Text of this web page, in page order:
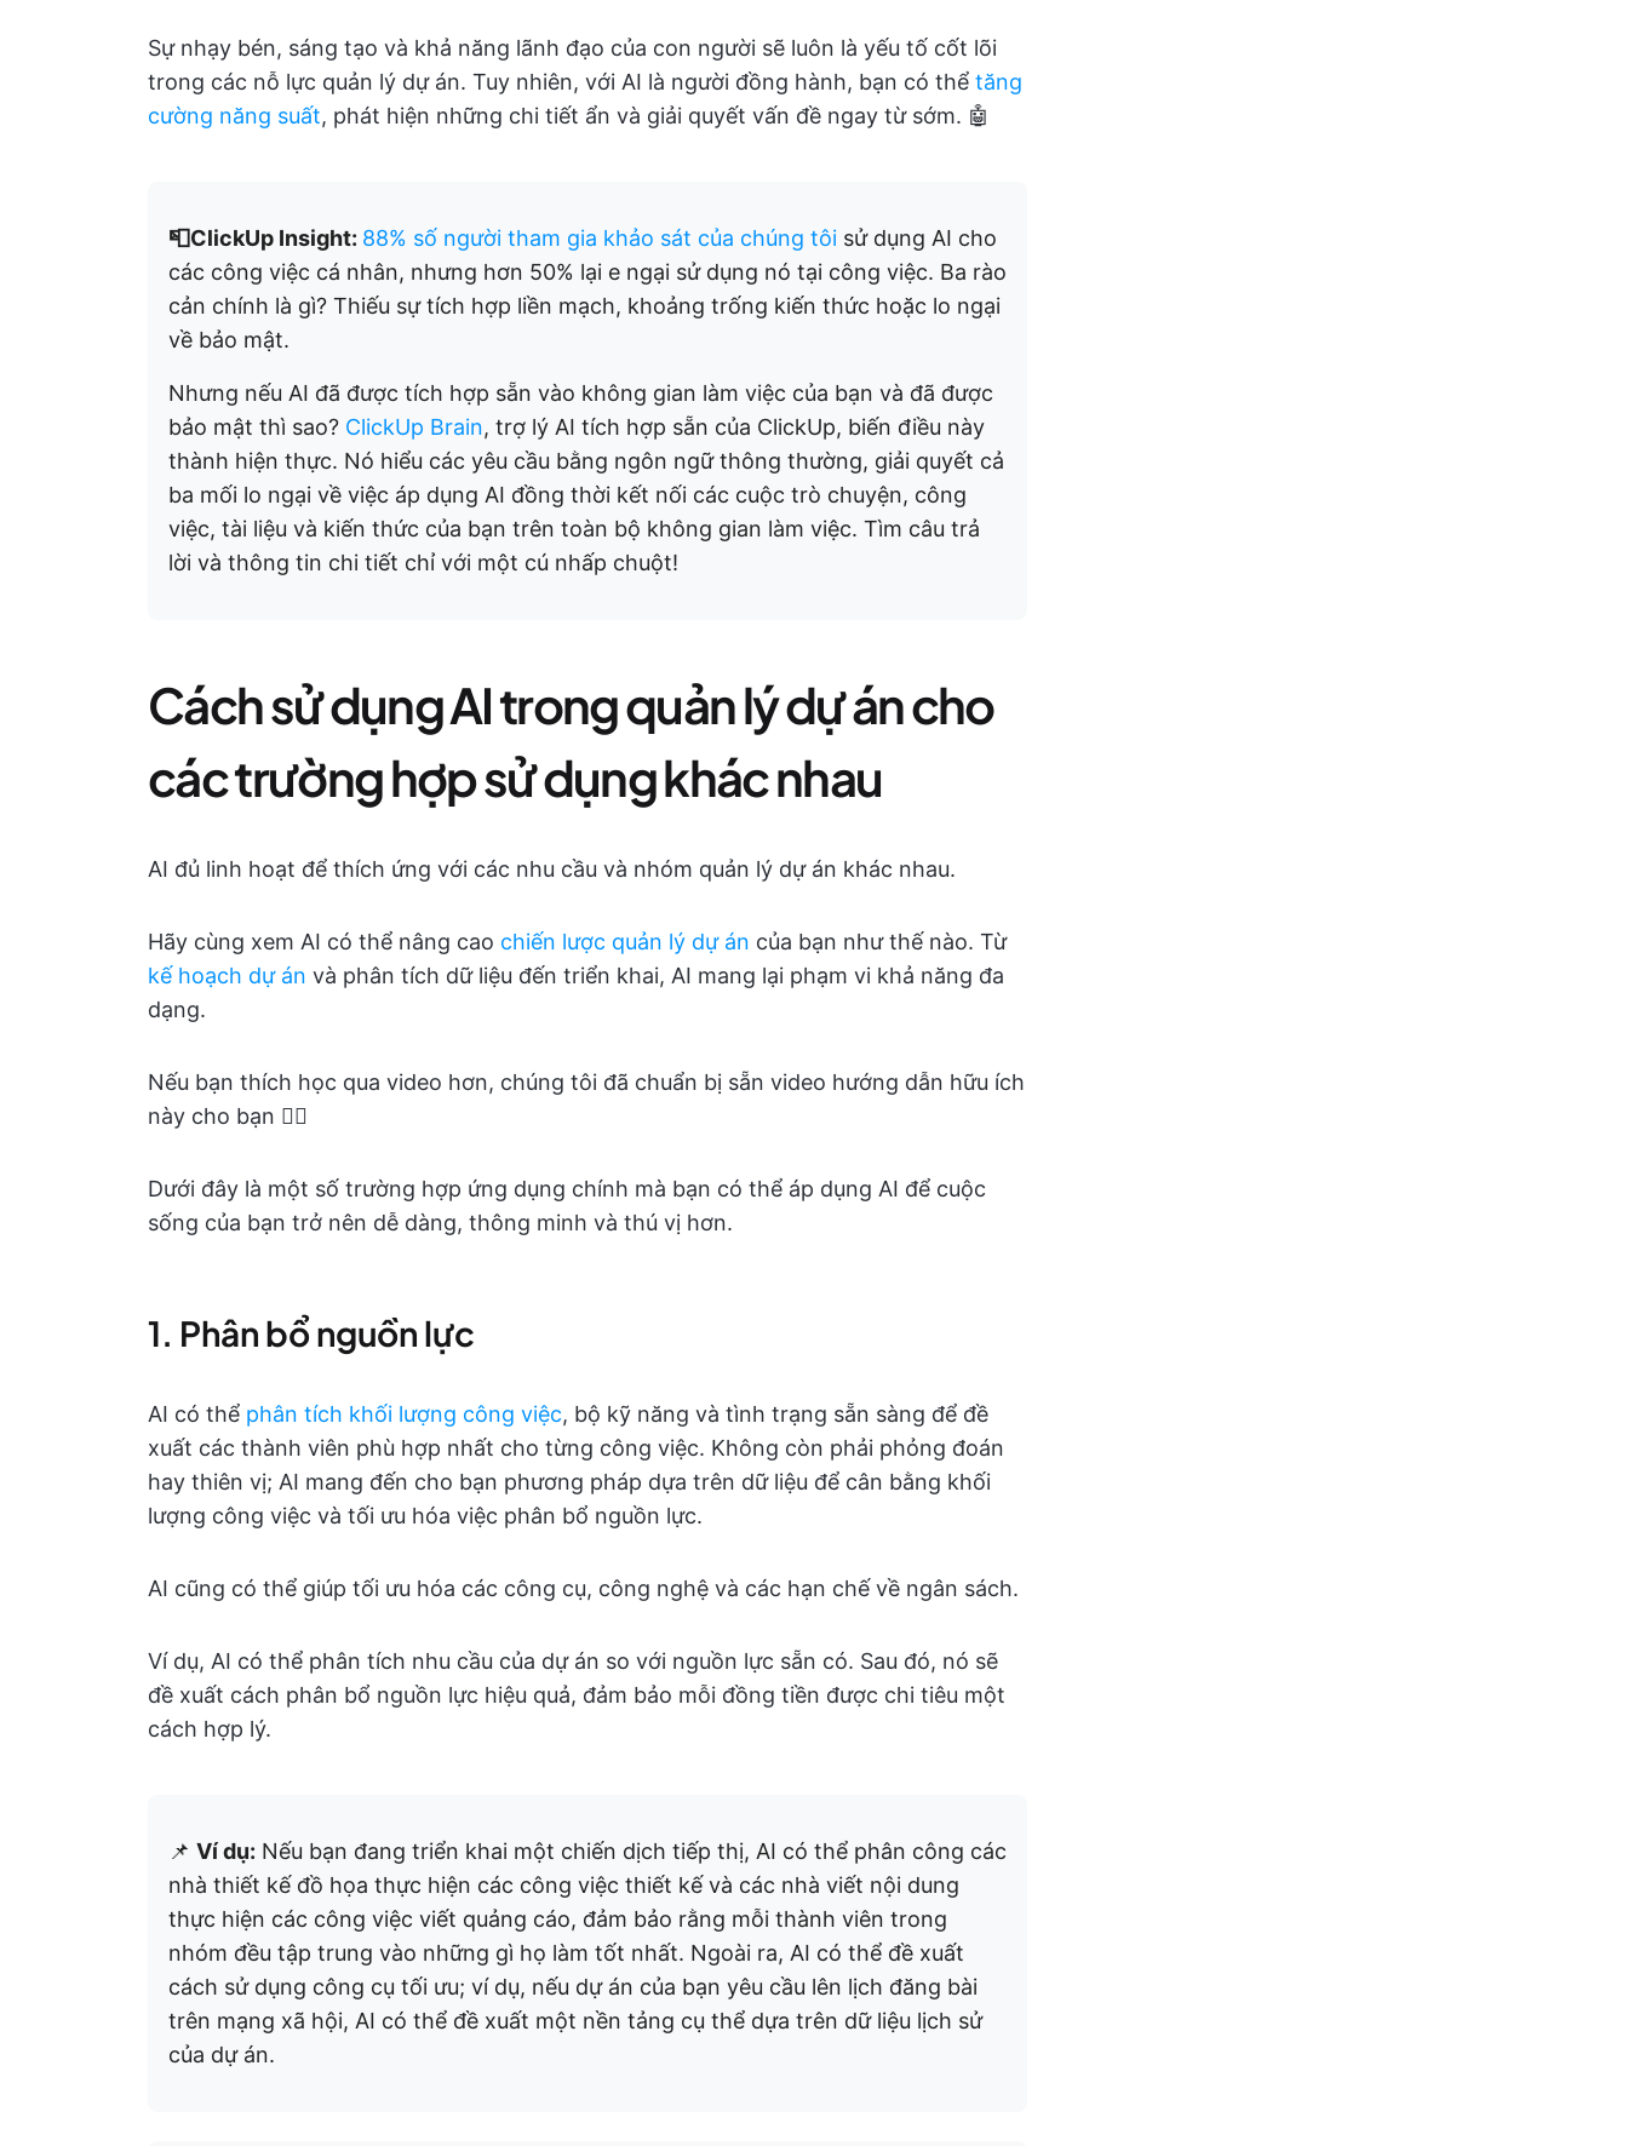
Sự nhạy bén, sáng tạo và khả năng lãnh đạo của con người sẽ luôn là yếu tố cốt lõi
trong các nỗ lực quản lý dự án. Tuy nhiên, với AI là người đồng hành, bạn có thể tăng
cường năng suất, phát hiện những chi tiết ẩn và giải quyết vấn đề ngay từ sớm. 🤖
📮ClickUp Insight: 88% số người tham gia khảo sát của chúng tôi sử dụng AI cho
các công việc cá nhân, nhưng hơn 50% lại e ngại sử dụng nó tại công việc. Ba rào
cản chính là gì? Thiếu sự tích hợp liền mạch, khoảng trống kiến thức hoặc lo ngại
về bảo mật.
Nhưng nếu AI đã được tích hợp sẵn vào không gian làm việc của bạn và đã được
bảo mật thì sao? ClickUp Brain, trợ lý AI tích hợp sẵn của ClickUp, biến điều này
thành hiện thực. Nó hiểu các yêu cầu bằng ngôn ngữ thông thường, giải quyết cả
ba mối lo ngại về việc áp dụng AI đồng thời kết nối các cuộc trò chuyện, công
việc, tài liệu và kiến thức của bạn trên toàn bộ không gian làm việc. Tìm câu trả
lời và thông tin chi tiết chỉ với một cú nhấp chuột!
Cách sử dụng AI trong quản lý dự án cho
các trường hợp sử dụng khác nhau
AI đủ linh hoạt để thích ứng với các nhu cầu và nhóm quản lý dự án khác nhau.
Hãy cùng xem AI có thể nâng cao chiến lược quản lý dự án của bạn như thế nào. Từ
kế hoạch dự án và phân tích dữ liệu đến triển khai, AI mang lại phạm vi khả năng đa
dạng.
Nếu bạn thích học qua video hơn, chúng tôi đã chuẩn bị sẵn video hướng dẫn hữu ích
này cho bạn 👇🏽
Dưới đây là một số trường hợp ứng dụng chính mà bạn có thể áp dụng AI để cuộc
sống của bạn trở nên dễ dàng, thông minh và thú vị hơn.
1. Phân bổ nguồn lực
AI có thể phân tích khối lượng công việc, bộ kỹ năng và tình trạng sẵn sàng để đề
xuất các thành viên phù hợp nhất cho từng công việc. Không còn phải phỏng đoán
hay thiên vị; AI mang đến cho bạn phương pháp dựa trên dữ liệu để cân bằng khối
lượng công việc và tối ưu hóa việc phân bổ nguồn lực.
AI cũng có thể giúp tối ưu hóa các công cụ, công nghệ và các hạn chế về ngân sách.
Ví dụ, AI có thể phân tích nhu cầu của dự án so với nguồn lực sẵn có. Sau đó, nó sẽ
đề xuất cách phân bổ nguồn lực hiệu quả, đảm bảo mỗi đồng tiền được chi tiêu một
cách hợp lý.
📌 Ví dụ: Nếu bạn đang triển khai một chiến dịch tiếp thị, AI có thể phân công các
nhà thiết kế đồ họa thực hiện các công việc thiết kế và các nhà viết nội dung
thực hiện các công việc viết quảng cáo, đảm bảo rằng mỗi thành viên trong
nhóm đều tập trung vào những gì họ làm tốt nhất. Ngoài ra, AI có thể đề xuất
cách sử dụng công cụ tối ưu; ví dụ, nếu dự án của bạn yêu cầu lên lịch đăng bài
trên mạng xã hội, AI có thể đề xuất một nền tảng cụ thể dựa trên dữ liệu lịch sử
của dự án.